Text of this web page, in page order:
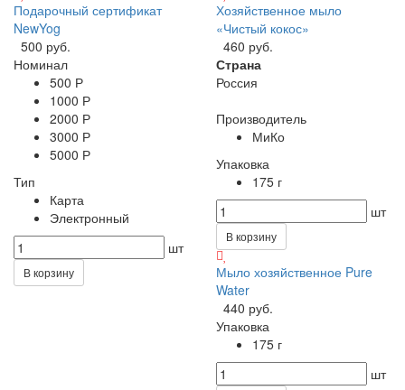
Подарочный сертификат
NewYog
500 руб.
Номинал
500 Р
1000 Р
2000 Р
3000 Р
5000 Р
Тип
Карта
Электронный
шт
В корзину
Хозяйственное мыло
«Чистый кокос»
460 руб.
Страна
Россия
Производитель
МиКо
Упаковка
175 г
шт
В корзину
Мыло хозяйственное Pure
Water
440 руб.
Упаковка
175 г
шт